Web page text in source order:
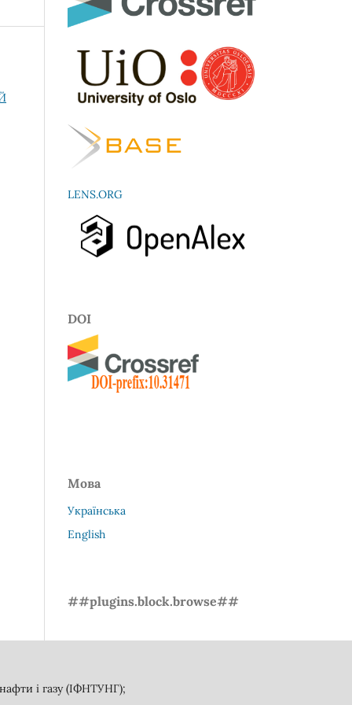
LENS.ORG
DOI
Мова
Українська
English
##plugins.block.browse##
і газу (ІФНТУНГ);